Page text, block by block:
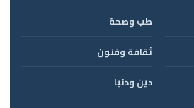
طب وصحة
ثقافة وفنون
دين ودنيا